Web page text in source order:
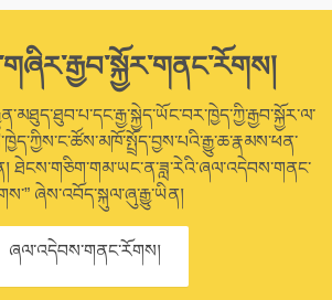
ཐེངས་གཅིག་གམ་ཡང་ན་ཟླ་རེའི་ཞལ་འདེབས་གནང་
ཞེས་འབོད་སྐུལ་ཞུ་རྒྱུ་ཡིན།
ཞལ་འདེབས་གནང་རོགས།